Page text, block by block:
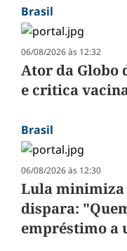
Brasil
06/08/2026 às 12:32
Ator da Globo
e critica
Brasil
06/08/2026 às 12:30
Lula minimiza
dispara:
empréstimo a